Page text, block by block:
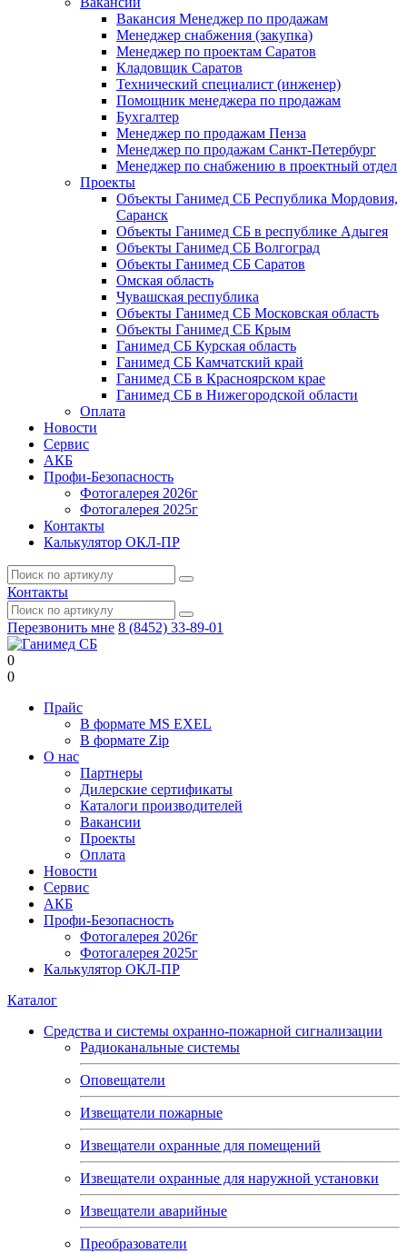
Вакансия Менеджер по продажам
Менеджер снабжения (закупка)
Менеджер по проектам Саратов
Кладовщик Саратов
Технический специалист (инженер)
Помощник менеджера по продажам
Бухгалтер
Менеджер по продажам Пенза
Менеджер по продажам Санкт-Петербург
Менеджер по снабжению в проектный отдел
Проекты
Объекты Ганимед СБ Республика Мордовия,
Саранск
Объекты Ганимед СБ в республике Адыгея
Объекты Ганимед СБ Волгоград
Объекты Ганимед СБ Саратов
Омская область
Чувашская республика
Объекты Ганимед СБ Московская область
Объекты Ганимед СБ Крым
Ганимед СБ Курская область
Ганимед СБ Камчатский край
Ганимед СБ в Красноярском крае
Ганимед СБ в Нижегородской области
Оплата
Новости
Сервис
АКБ
Профи-Безопасность
Фотогалерея 2026г
Фотогалерея 2025г
Контакты
Калькулятор ОКЛ-ПР
Контакты
Перезвонить мне 8 (8452) 33-89-01
0
0
Прайс
В формате MS EXEL
В формате Zip
О нас
Партнеры
Дилерские сертификаты
Каталоги производителей
Вакансии
Проекты
Оплата
Новости
Сервис
АКБ
Профи-Безопасность
Фотогалерея 2026г
Фотогалерея 2025г
Калькулятор ОКЛ-ПР
Каталог
Средства и системы охранно-пожарной сигнализации
Радиоканальные системы
Оповещатели
Извещатели пожарные
Извещатели охранные для помещений
Извещатели охранные для наружной установки
Извещатели аварийные
Преобразователи